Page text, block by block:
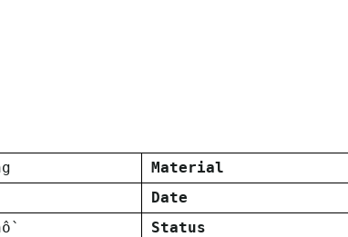
Material
Date
Status